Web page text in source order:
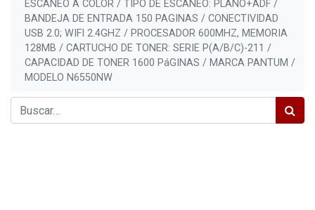
ESCANEO A COLOR / TIPO DE ESCANEO: PLANO+ADF /
BANDEJA DE ENTRADA 150 PAGINAS / CONECTIVIDAD
USB 2.0; WIFI 2.4GHZ / PROCESADOR 600MHZ, MEMORIA
128MB / CARTUCHO DE TONER: SERIE P(A/B/C)-211 /
CAPACIDAD DE TONER 1600 PáGINAS / MARCA PANTUM /
MODELO N6550NW